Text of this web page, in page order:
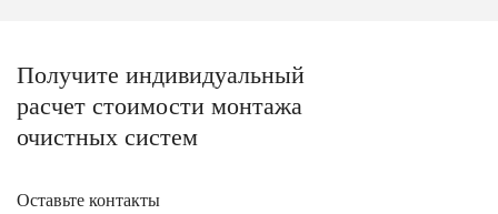
Получите индивидуальный
расчет стоимости монтажа
очистных систем
Оставьте контакты